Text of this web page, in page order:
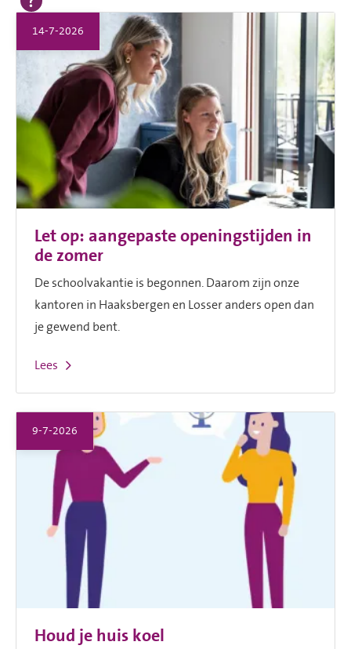
Let op: aangepaste openingstijden in
de zomer
14-7-2026
De schoolvakantie is begonnen. Daarom zijn onze
kantoren in Haaksbergen en Losser anders open dan
je gewend bent.
Lees
Houd je huis koel
9-7-2026